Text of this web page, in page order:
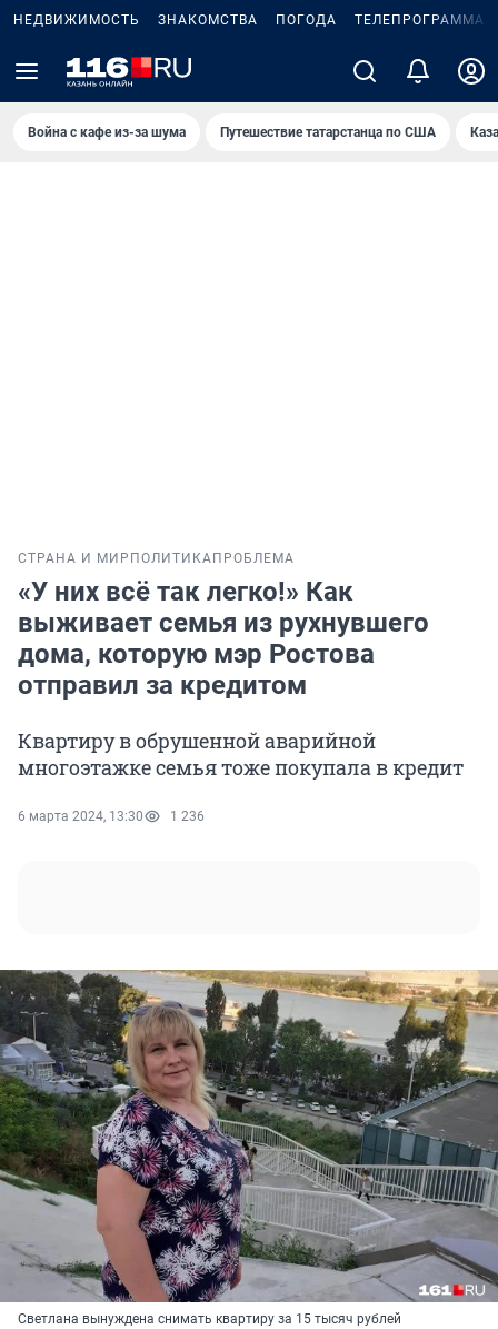
НЕДВИЖИМОСТЬ ЗНАКОМСТВА ПОГОДА ТЕЛЕПРОГРАММА
Война с кафе из-за шума Путешествие татарстанца по США
СТРАНА И МИР ПОЛИТИКА ПРОБЛЕМА
«У них всё так легко!» Как
выживает семья из рухнувшего
дома, которую мэр Ростова
отправил за кредитом
Квартиру в обрушенной аварийной
многоэтажке семья тоже покупала в кредит
6 марта 2024, 13:30 1 236
Светлана вынуждена снимать квартиру за 15 тысяч рублей